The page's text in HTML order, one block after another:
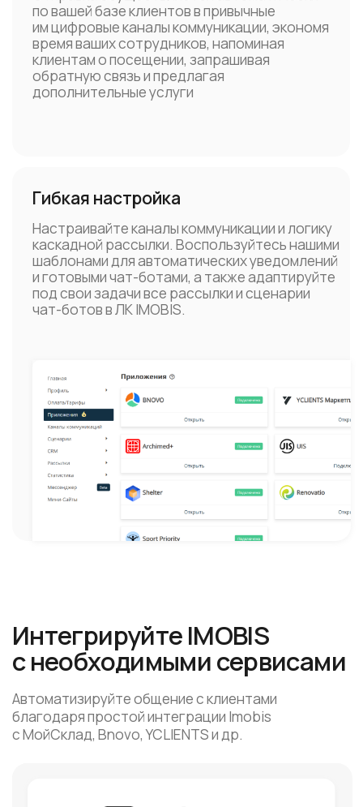
Настраивайте каналы коммуникации и логику
каскадной рассылки. Воспользуйтесь нашими
шаблонами для автоматических уведомлений
и готовыми чат-ботами, а также адаптируйте
под свои задачи все рассылки и сценарии
чат-ботов в ЛК IMOBIS.
Автоматизируйте общение с клиентами
благодаря простой интеграции Imobis
с МойСклад, Bnovo, YCLIENTS и др.
МойСклад & IMOBISSMS+